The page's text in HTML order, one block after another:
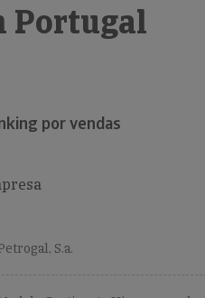
Portugal
por vendas
S.a.